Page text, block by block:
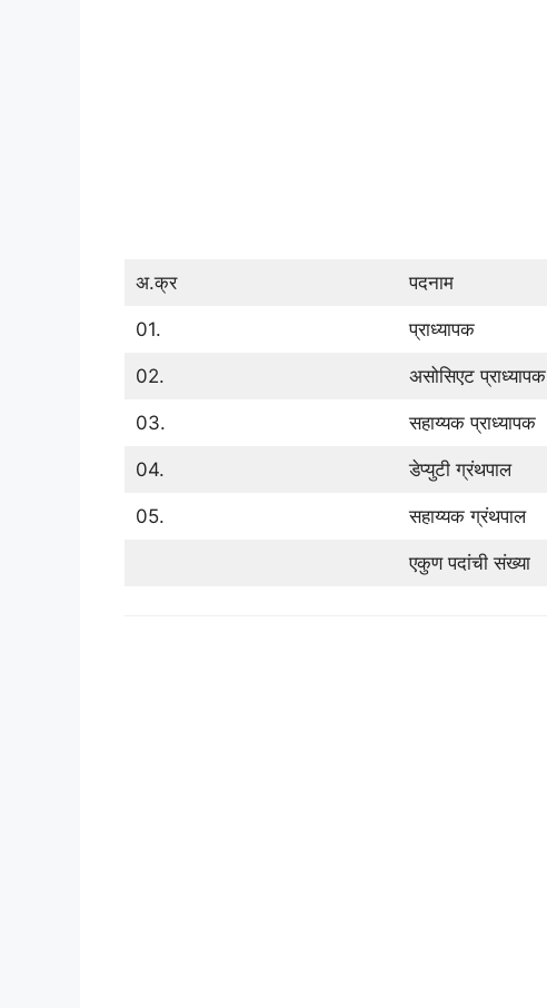
अ.क्र पदनाम
01. प्राध्यापक
02. असोसिएट प्राध्यापक
03. सहाय्यक प्राध्यापक
04. डेप्युटी ग्रंथपाल
05. सहाय्यक ग्रंथपाल
एकुण पदांची संख्या